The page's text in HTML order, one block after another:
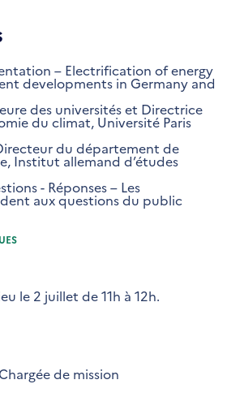
– Electrification of energy
developments in Germany and
des universités et Directrice
du climat, Université Paris
du département de
Institut allemand d’études
- Réponses – Les
aux questions du public
le 2 juillet de 11h à 12h.
de mission